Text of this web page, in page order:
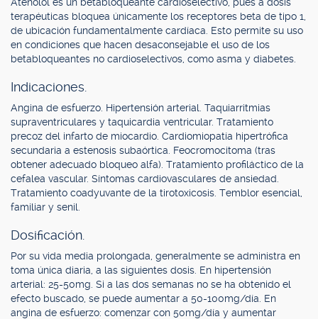
terapéuticas bloquea únicamente los receptores beta de tipo 1,
de ubicación fundamentalmente cardíaca. Esto permite su uso
en condiciones que hacen desaconsejable el uso de los
betabloqueantes no cardioselectivos, como asma y diabetes.
Indicaciones.
Angina de esfuerzo. Hipertensión arterial. Taquiarritmias
supraventriculares y taquicardia ventricular. Tratamiento
precoz del infarto de miocardio. Cardiomiopatía hipertrófica
secundaria a estenosis subaórtica. Feocromocitoma (tras
obtener adecuado bloqueo alfa). Tratamiento profiláctico de la
cefalea vascular. Síntomas cardiovasculares de ansiedad.
Tratamiento coadyuvante de la tirotoxicosis. Temblor esencial,
familiar y senil.
Dosificación.
Por su vida media prolongada, generalmente se administra en
toma única diaria, a las siguientes dosis. En hipertensión
arterial: 25-50mg. Si a las dos semanas no se ha obtenido el
efecto buscado, se puede aumentar a 50-100mg/día. En
angina de esfuerzo: comenzar con 50mg/día y aumentar